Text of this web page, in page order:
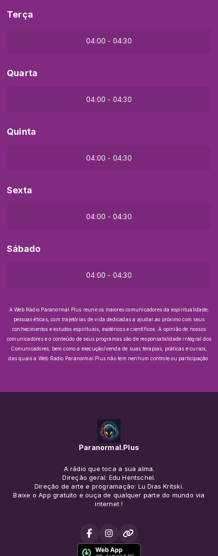
Terça
04:00 - 04:30
Quarta
04:00 - 04:30
Quinta
04:00 - 04:30
Sexta
04:00 - 04:30
Sábado
04:00 - 04:30
A Web Rádio Paranormal.Plus reune os maiores comunicadores da espiritualidade;
pessoas éticas, com trajetórias de vida dedicadas a ajudar ao próximo com seus
conhecimentos e estudos espirituais, esotéricos e científicos.A opinião de nossos
comunicadores e o conteúdo de seus programas são de responsabilidade integral dos
Comunicadores, bem como a execução/venda de suas terapias, práticas e cursos,
das quais a Web Radio Paranormal.Plus não tem nenhum controle ou participação.
Paranormal.Plus
A rádio que toca a sua alma.
Direção geral: Edu Hentschel.
Direção de arte e programação: Lu Dias Kritski.
Baixe o App gratuito e ouça de qualquer parte do mundo via
internet !